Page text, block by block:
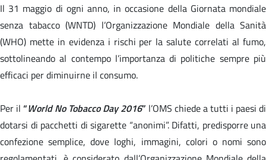
Il 31 maggio di ogni anno, in occasione della Giornata mondiale
senza tabacco (WNTD) l’Organizzazione Mondiale della Sanità
(WHO) mette in evidenza i rischi per la salute correlati al fumo,
sottolineando al contempo l’importanza di politiche sempre più
efficaci per diminuirne il consumo.
Per il “World No Tobacco Day 2016” l’OMS chiede a tutti i paesi di
dotarsi di pacchetti di sigarette “anonimi”. Difatti, predisporre una
confezione semplice, dove loghi, immagini, colori o nomi sono